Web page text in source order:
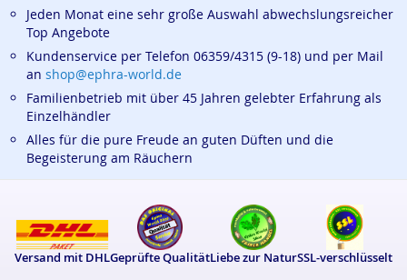
Jeden Monat eine sehr große Auswahl abwechslungsreicher
Top Angebote
Kundenservice per Telefon 06359/4315 (9-18) und per Mail
an shop@ephra-world.de
Familienbetrieb mit über 45 Jahren gelebter Erfahrung als
Einzelhändler
Alles für die pure Freude an guten Düften und die
Begeisterung am Räuchern
Versand mit DHLGeprüfte QualitätLiebe zur NaturSSL-verschlüsselt